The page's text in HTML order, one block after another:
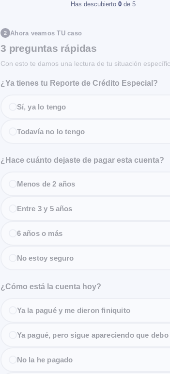
Has descubierto 0 de 5
2 Ahora veamos TU caso
3 preguntas rápidas
Con esto te damos una lectura de tu situación
¿Ya tienes tu Reporte de Crédito Especial?
Sí, ya lo tengo
Todavía no lo tengo
¿Hace cuánto dejaste de pagar esta cuenta?
Menos de 2 años
Entre 3 y 5 años
6 años o más
No estoy seguro
¿Cómo está la cuenta hoy?
Ya la pagué y me dieron finiquito
Ya pagué, pero sigue apareciendo que debo
No la he pagado